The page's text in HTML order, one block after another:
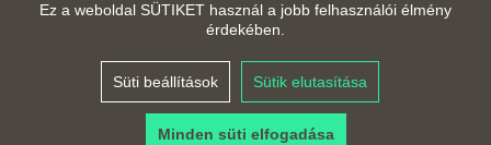
Ez a weboldal SÜTIKET használ a jobb felhasználói élmény
érdekében.
Süti beállítások Sütik elutasítása
Minden süti elfogadása
Felhasználási javaslat